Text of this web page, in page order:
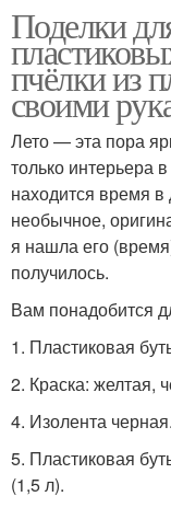
Поделки
пчёлки из
своими
Лето — эта пора
только интерьера
находится время в
необычное,
я нашла его
получилось.
Вам понадобится
1. Пластиковая
2. Краска: желтая,
4. Изолента черная.
5. Пластиковая
(1,5 л).